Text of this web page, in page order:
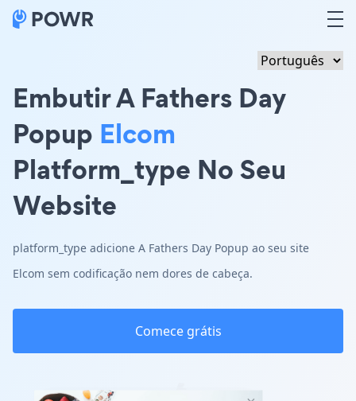
Embutir A Fathers Day
Popup Elcom
Platform_type No Seu
Website
platform_type adicione A Fathers Day Popup ao seu site
Elcom sem codificação nem dores de cabeça.
Comece grátis